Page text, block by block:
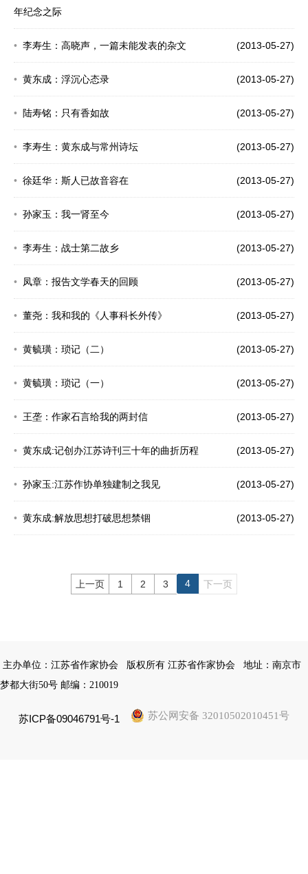
年纪念之际
(2013-05-27)
李寿生：高晓声，一篇未能发表的杂文
(2013-05-27)
黄东成：浮沉心态录
(2013-05-27)
陆寿铭：只有香如故
(2013-05-27)
李寿生：黄东成与常州诗坛
(2013-05-27)
徐廷华：斯人已故音容在
(2013-05-27)
孙家玉：我一肾至今
(2013-05-27)
李寿生：战士第二故乡
(2013-05-27)
凤章：报告文学春天的回顾
(2013-05-27)
董尧：我和我的《人事科长外传》
(2013-05-27)
黄毓璜：琐记（二）
(2013-05-27)
黄毓璜：琐记（一）
(2013-05-27)
王垄：作家石言给我的两封信
(2013-05-27)
黄东成:记创办江苏诗刊三十年的曲折历程
(2013-05-27)
孙家玉:江苏作协单独建制之我见
(2013-05-27)
黄东成:解放思想打破思想禁锢
上一页 1 2 3 4 下一页
主办单位：江苏省作家协会 版权所有 江苏省作家协会
地址：南京市
梦都大街50号 邮编：210019
苏ICP备09046791号-1 苏公网安备 32010502010451号